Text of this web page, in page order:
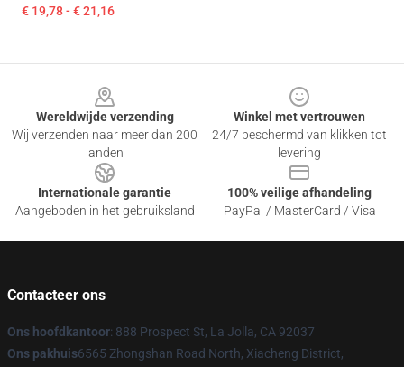
€ 19,78 - € 21,16
Wereldwijde verzending
Wij verzenden naar meer dan 200
landen
Winkel met vertrouwen
24/7 beschermd van klikken tot
levering
Internationale garantie
Aangeboden in het gebruiksland
100% veilige afhandeling
PayPal / MasterCard / Visa
Contacteer ons
Ons hoofdkantoor: 888 Prospect St, La Jolla, CA 92037
Ons pakhuis6565 Zhongshan Road North, Xiacheng District,